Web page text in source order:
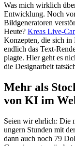
Was mich wirklich
Entwicklung. Noch
Bildgeneratoren
Heute? Kreas Live-
Konzepten, die sich in
endlich das Text-
plagte. Hier geht es
die Designarbeit
Mehr als
von KI im
Seien wir ehrlich: Die
ungern Stunden mit
dann auch noch 79